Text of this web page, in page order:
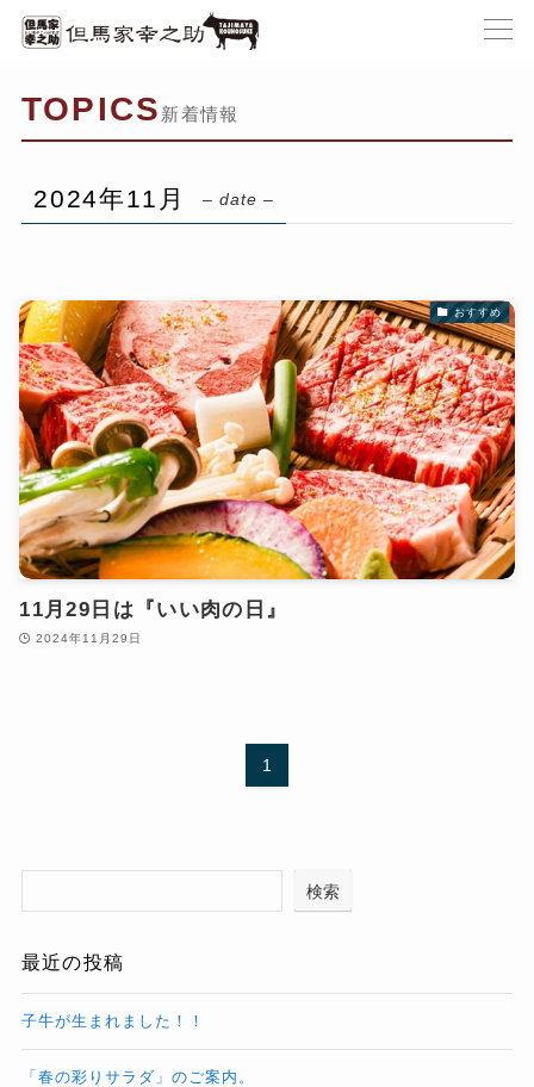
TOPICS 新着情報
2024年11月 – date –
おすすめ
11月29日は『いい肉の日』
2024年11月29日
1
検索
最近の投稿
子牛が生まれました！！
「春の彩りサラダ」のご案内。